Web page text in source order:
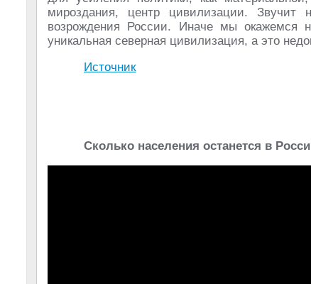
мироздания, центр цивилизации.
возрождения России. Иначе мы окажемся
уникальная северная цивилизация, а это
Источник
Сколько населения останется в